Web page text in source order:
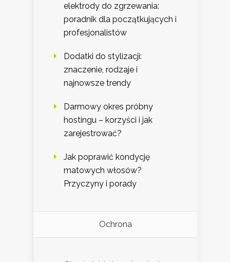
elektrody do zgrzewania:
poradnik dla początkujących i
profesjonalistów
Dodatki do stylizacji:
znaczenie, rodzaje i
najnowsze trendy
Darmowy okres próbny
hostingu – korzyści i jak
zarejestrować?
Jak poprawić kondycję
matowych włosów?
Przyczyny i porady
Ochrona